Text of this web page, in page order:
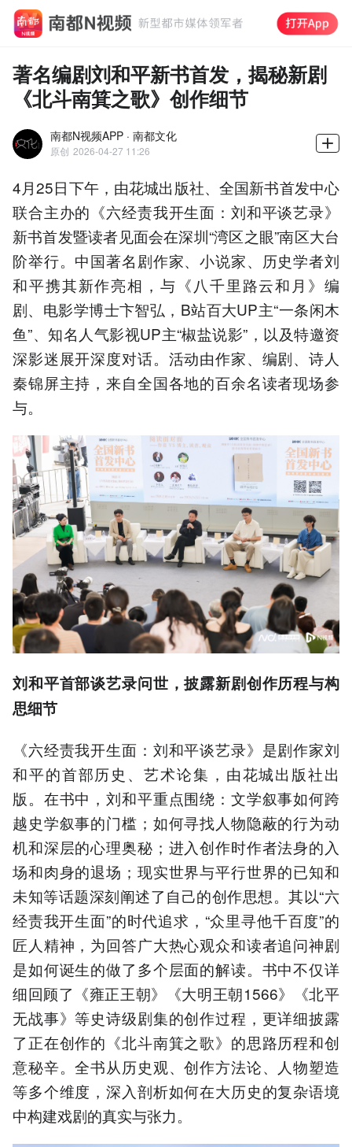
著名编剧刘和平新书首发，揭秘新剧
《北斗南箕之歌》创作细节
南都N视频APP · 南都文化
原创 2026-04-27 11:26
4月25日下午，由花城出版社、全国新书首发中心
联合主办的《六经责我开生面：刘和平谈艺录》
新书首发暨读者见面会在深圳“湾区之眼”南区大台
阶举行。中国著名剧作家、小说家、历史学者刘
和平携其新作亮相，与《八千里路云和月》编
剧、电影学博士卞智弘，B站百大UP主“一条闲木
鱼”、知名人气影视UP主“椒盐说影”，以及特邀资
深影迷展开深度对话。活动由作家、编剧、诗人
秦锦屏主持，来自全国各地的百余名读者现场参
与。
刘和平首部谈艺录问世，披露新剧创作历程与构
思细节
《六经责我开生面：刘和平谈艺录》是剧作家刘
和平的首部历史、艺术论集，由花城出版社出
版。在书中，刘和平重点围绕：文学叙事如何跨
越史学叙事的门槛；如何寻找人物隐蔽的行为动
机和深层的心理奥秘；进入创作时作者法身的入
场和肉身的退场；现实世界与平行世界的已知和
未知等话题深刻阐述了自己的创作思想。其以“六
经责我开生面”的时代追求，“众里寻他千百度”的
匠人精神，为回答广大热心观众和读者追问神剧
是如何诞生的做了多个层面的解读。书中不仅详
细回顾了《雍正王朝》《大明王朝1566》《北平
无战事》等史诗级剧集的创作过程，更详细披露
了正在创作的《北斗南箕之歌》的思路历程和创
意秘辛。全书从历史观、创作方法论、人物塑造
等多个维度，深入剖析如何在大历史的复杂语境
中构建戏剧的真实与张力。